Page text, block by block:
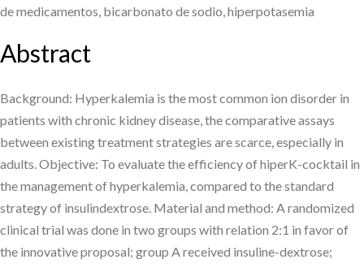
de medicamentos, bicarbonato de sodio, hiperpotasemia
Abstract
Background: Hyperkalemia is the most common ion disorder in
patients with chronic kidney disease, the comparative assays
between existing treatment strategies are scarce, especially in
adults. Objective: To evaluate the efficiency of hiperK-cocktail in
the management of hyperkalemia, compared to the standard
strategy of insulindextrose. Material and method: A randomized
clinical trial was done in two groups with relation 2:1 in favor of
the innovative proposal; group A received insuline-dextrose;